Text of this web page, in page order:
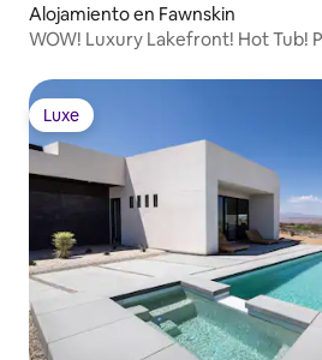
Alojamiento en Fawnskin
WOW! Luxury Lakefront! Hot Tub!
Luxe
Luxe